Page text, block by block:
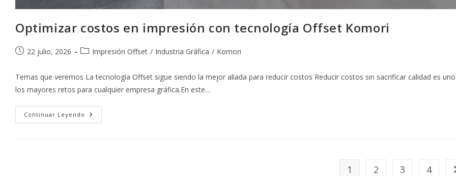
Optimizar costos en impresión con tecnología Offset Komori
Publicación
entrada:
22 julio, 2026
Categoría
entrada:
Impresión Offset / Industria Gráfica / Komori
Temas que veremos La tecnología Offset sigue siendo la mejor aliada para reducir costos Reducir costos sin sacrificar calidad es
los mayores retos para cualquier empresa gráfica.En este…
Continuar Leyendo Optimizar
Costos
1 2 3 4